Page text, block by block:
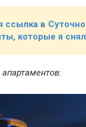
ссылка в
которые я снял